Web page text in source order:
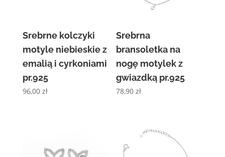
Srebrne kolczyki
motyle niebieskie z
emalią i cyrkoniami
pr.925
96,00 zł
Srebrna
bransoletka na
nogę motylek z
gwiazdką pr.925
78,90zł